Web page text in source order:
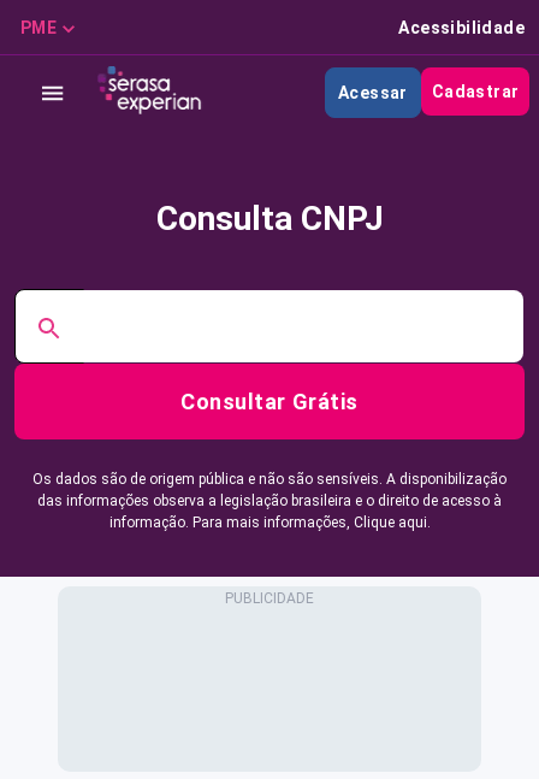
PME Acessibilidade
Acessar Cadastrar
Consulta CNPJ
Consultar Grátis
Os dados são de origem pública e não são sensíveis. A disponibilização
das informações observa a legislação brasileira e o direito de acesso à
informação. Para mais informações, Clique aqui.